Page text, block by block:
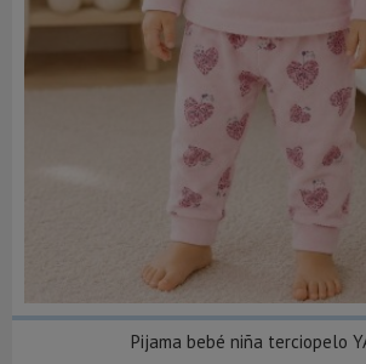
Pijama bebé niña terciopelo